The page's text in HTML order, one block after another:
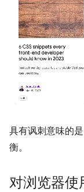
具有讽刺意味的
衡。
对浏览器使